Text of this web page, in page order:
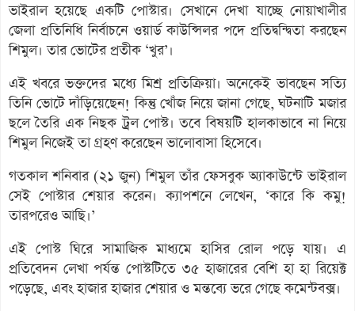
ভাইরাল হয়েছে একটি পোস্টার। সেখানে দেখা যাচ্ছে নোয়াখালীর
জেলা প্রতিনিধি নির্বাচনে ওয়ার্ড কাউন্সিলর পদে প্রতিদ্বন্দ্বিতা করছেন
শিমুল। তার ভোটের প্রতীক ‘খুর’।
এই খবরে ভক্তদের মধ্যে মিশ্র প্রতিক্রিয়া। অনেকেই ভাবছেন সত্যি
তিনি ভোটে দাঁড়িয়েছেন! কিন্তু খোঁজ নিয়ে জানা গেছে, ঘটনাটি মজার
ছলে তৈরি এক নিছক ট্রল পোস্ট। তবে বিষয়টি হালকাভাবে না নিয়ে
শিমুল নিজেই তা গ্রহণ করেছেন ভালোবাসা হিসেবে।
গতকাল শনিবার (২১ জুন) শিমুল তাঁর ফেসবুক অ্যাকাউন্টে ভাইরাল
সেই পোস্টার শেয়ার করেন। ক্যাপশনে লেখেন, ‘কারে কি কমু!
তারপরেও আছি।’
এই পোস্ট ঘিরে সামাজিক মাধ্যমে হাসির রোল পড়ে যায়। এ
প্রতিবেদন লেখা পর্যন্ত পোস্টটিতে ৩৫ হাজারের বেশি হা হা রিয়েক্ট
পড়েছে, এবং হাজার হাজার শেয়ার ও মন্তব্যে ভরে গেছে কমেন্টবক্স।